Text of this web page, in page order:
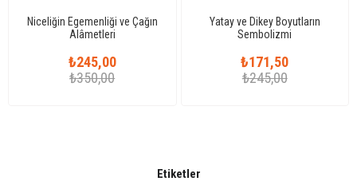
Niceliğin Egemenliği ve Çağın
Alâmetleri
₺245,00
₺350,00
Yatay ve Dikey Boyutların
Sembolizmi
₺171,50
₺245,00
Etiketler